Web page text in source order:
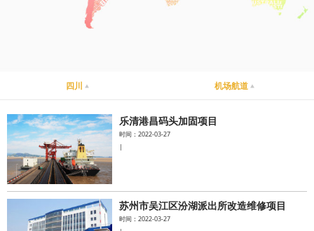
桥梁支座系统
水泥基系统
新能源系统
案例中心
四川 机场航道
乐清港昌码头加固项目
时间：2022-03-27
|
苏州市吴江区汾湖派出所改造维修项目
时间：2022-03-27